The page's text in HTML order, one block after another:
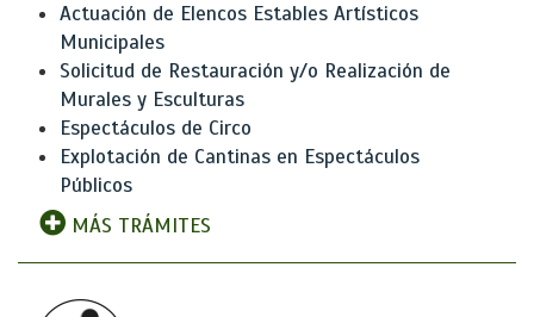
Actuación de Elencos Estables Artísticos
Municipales
Solicitud de Restauración y/o Realización de
Murales y Esculturas
Espectáculos de Circo
Explotación de Cantinas en Espectáculos
Públicos
MÁS TRÁMITES